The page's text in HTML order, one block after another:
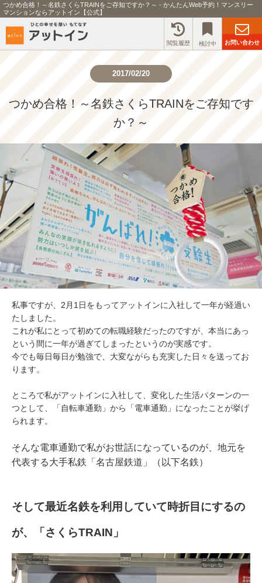
つかめ合格！～名鉄さくらTRAINをご存知ですか？～ - かんたんWeb予約！マンスリー
マンションならアットイン【公式】
閲覧履歴 検討中 お問い合わせ
2017/02/20
つかめ合格！～名鉄さくらTRAINをご存知です
か？～
私事ですが、2月1日をもってアットインに入社して一年が経過い
たしました。
これが私にとって初めての転職経験だったのですが、本当にあっ
という間に一年が過ぎてしまったというのが実感です。
今でも毎日毎日が勉強で、大変ながらも充実した日々を送ってお
ります。
ところで私がアットインに入社して、変化した生活パターンの一
つとして、「自転車通勤」から「電車通勤」になったことが挙げ
られます。
そんな電車通勤で私がお世話になっているのが、地元を
代表する大手私鉄「名古屋鉄道」（以下名鉄）
そして最近名鉄を利用していて時折目にするの
が、「さくらTRAIN」